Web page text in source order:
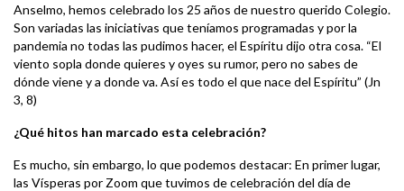
Anselmo, hemos celebrado los 25 años de nuestro querido Colegio.
Son variadas las iniciativas que teníamos programadas y por la
pandemia no todas las pudimos hacer, el Espíritu dijo otra cosa. “El
viento sopla donde quieres y oyes su rumor, pero no sabes de
dónde viene y a donde va. Así es todo el que nace del Espíritu” (Jn
3, 8)
¿Qué hitos han marcado esta celebración?
Es mucho, sin embargo, lo que podemos destacar: En primer lugar,
las Vísperas por Zoom que tuvimos de celebración del día de